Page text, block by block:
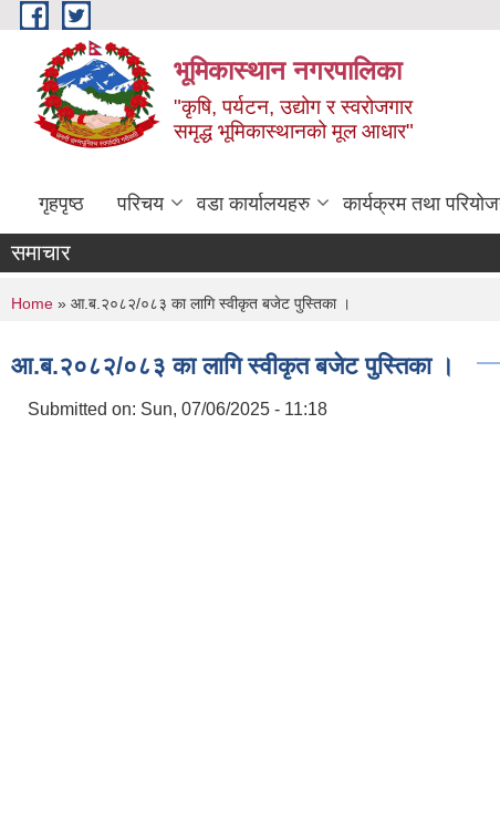
Skip to main content
भूमिकास्थान नगरपालिका
"कृषि, पर्यटन, उद्योग र स्वरोजगार
समृद्ध भूमिकास्थानको मूल आधार"
गृहपृष्ठ परिचय वडा कार्यालयहरु कार्यक्रम तथा
समाचार
You are here
Home » आ.ब.२०८२/०८३ का लागि स्वीकृत बजेट पुस्तिका ।
आ.ब.२०८२/०८३ का लागि स्वीकृत बजेट पुस्तिका ।
Submitted on: Sun, 07/06/2025 - 11:18